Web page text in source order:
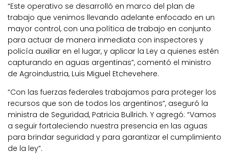
“Este operativo se desarrolló en marco del plan de
trabajo que venimos llevando adelante enfocado en un
mayor control, con una política de trabajo en conjunto
para actuar de manera inmediata con inspectores y
policía auxiliar en el lugar, y aplicar la Ley a quienes estén
capturando en aguas argentinas”, comentó el ministro
de Agroindustria, Luis Miguel Etchevehere.
“Con las fuerzas federales trabajamos para proteger los
recursos que son de todos los argentinos”, aseguró la
ministra de Seguridad, Patricia Bullrich. Y agregó: “Vamos
a seguir fortaleciendo nuestra presencia en las aguas
para brindar seguridad y para garantizar el cumplimiento
de la ley”.